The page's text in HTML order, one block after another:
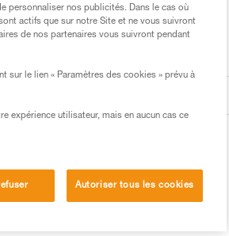
personnaliser nos publicités. Dans le cas où
actifs que sur notre Site et ne vous suivront
de nos partenaires vous suivront pendant
sur le lien « Paramètres des cookies » prévu à
expérience utilisateur, mais en aucun cas ce
Autoriser tous les cookies